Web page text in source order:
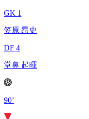
GK 1
笠原 昂史
DF 4
堂鼻 起暉
90’